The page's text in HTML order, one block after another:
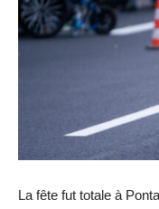
La fête fut totale à